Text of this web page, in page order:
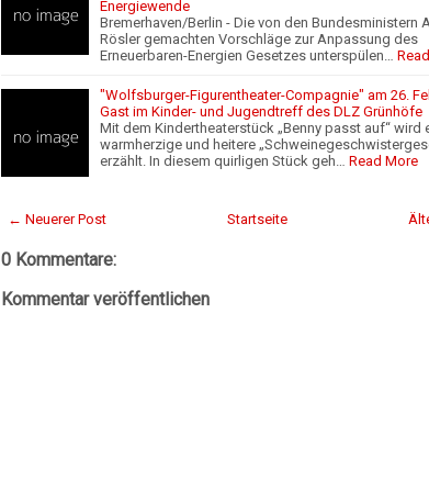
Energiewende
Bremerhaven/Berlin - Die von den Bundesministern
Rösler gemachten Vorschläge zur Anpassung des
Erneuerbaren-Energien Gesetzes unterspülen…
"Wolfsburger-Figurentheater-Compagnie" am 26.
Gast im Kinder- und Jugendtreff des DLZ Grünhöfe
Mit dem Kindertheaterstück „Benny passt auf“ wird
warmherzige und heitere
erzählt. In diesem quirligen Stück geh…
Read More
← Neuerer Post Startseite
0 Kommentare:
Kommentar veröffentlichen